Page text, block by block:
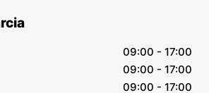
09:00 - 17:00
09:00 - 17:00
09:00 - 17:00